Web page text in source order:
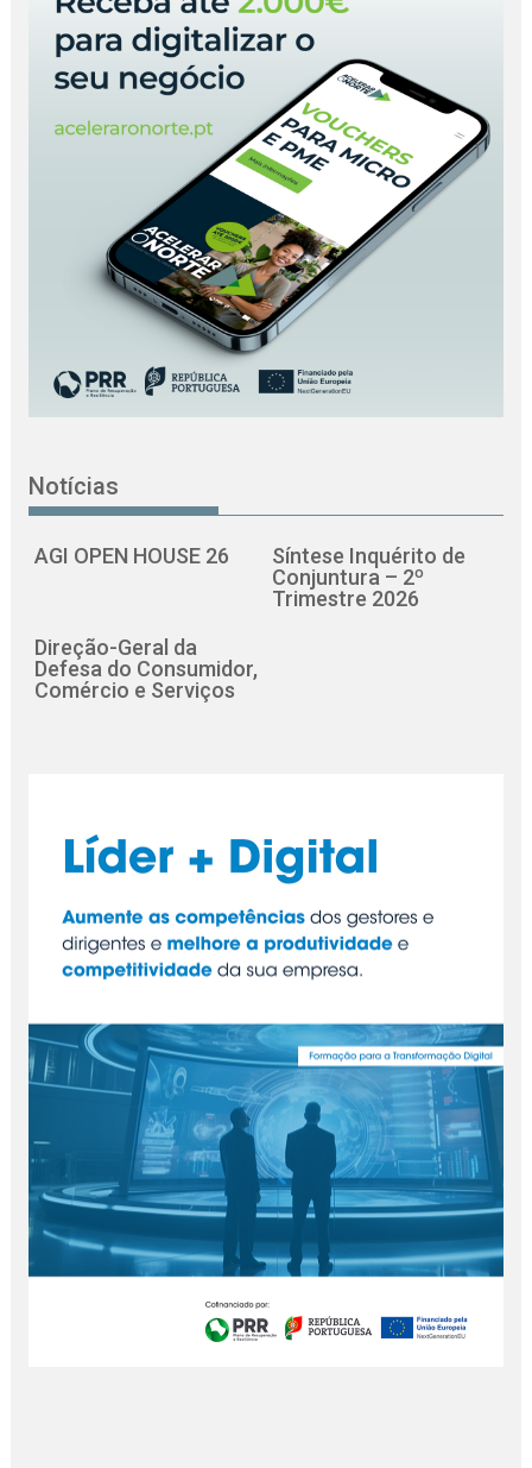
Notícias
AGI OPEN HOUSE 26
Síntese Inquérito de
Conjuntura – 2º
Trimestre 2026
Direção-Geral da
Defesa do Consumidor,
Comércio e Serviços